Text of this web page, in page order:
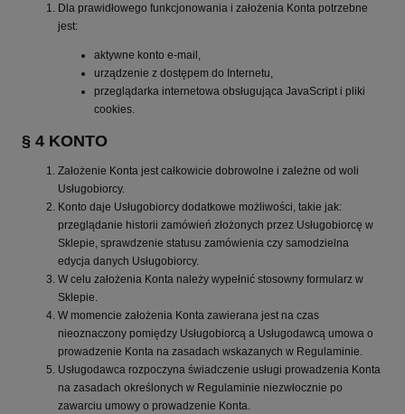
Dla prawidłowego funkcjonowania i założenia Konta potrzebne
jest:
aktywne konto e-mail,
urządzenie z dostępem do Internetu,
przeglądarka internetowa obsługująca JavaScript i pliki
cookies.
§ 4 KONTO
Założenie Konta jest całkowicie dobrowolne i zależne od woli
Usługobiorcy.
Konto daje Usługobiorcy dodatkowe możliwości, takie jak:
przeglądanie historii zamówień złożonych przez Usługobiorcę w
Sklepie, sprawdzenie statusu zamówienia czy samodzielna
edycja danych Usługobiorcy.
W celu założenia Konta należy wypełnić stosowny formularz w
Sklepie.
W momencie założenia Konta zawierana jest na czas
nieoznaczony pomiędzy Usługobiorcą a Usługodawcą umowa o
prowadzenie Konta na zasadach wskazanych w Regulaminie.
Usługodawca rozpoczyna świadczenie usługi prowadzenia Konta
na zasadach określonych w Regulaminie niezwłocznie po
zawarciu umowy o prowadzenie Konta.